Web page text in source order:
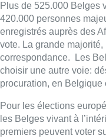
Plus de 525.000 Belges
420.000 personnes
enregistrés auprès des
vote. La grande
correspondance. Les
choisir une autre voie:
procuration, en Belgique
Pour les élections
les Belges vivant à
premiers peuvent voter